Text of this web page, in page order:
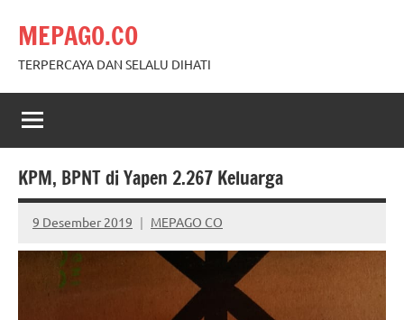
content
MEPAGO.CO
TERPERCAYA DAN SELALU DIHATI
KPM, BPNT di Yapen 2.267 Keluarga
9 Desember 2019 MEPAGO CO
No
comments